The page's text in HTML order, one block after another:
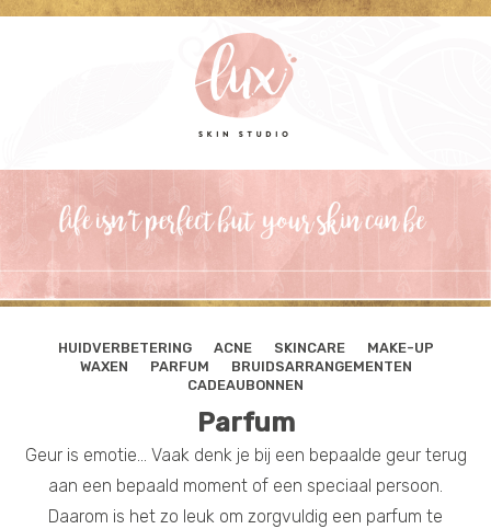
HUIDVERBETERING ACNE SKINCARE
MAKE-UP
WAXEN
PARFUM
BRUIDSARRANGEMENTEN
CADEAUBONNEN
Parfum
Geur is emotie... Vaak denk je bij een bepaalde geur terug
aan een bepaald moment of een speciaal persoon.
Daarom is het zo leuk om zorgvuldig een parfum te